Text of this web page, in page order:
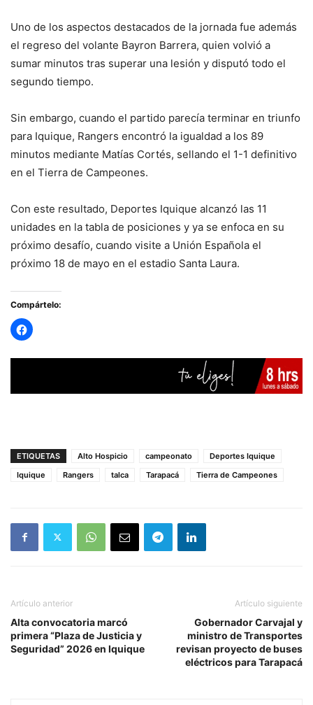
Uno de los aspectos destacados de la jornada fue además
el regreso del volante Bayron Barrera, quien volvió a
sumar minutos tras superar una lesión y disputó todo el
segundo tiempo.
Sin embargo, cuando el partido parecía terminar en triunfo
para Iquique, Rangers encontró la igualdad a los 89
minutos mediante Matías Cortés, sellando el 1-1 definitivo
en el Tierra de Campeones.
Con este resultado, Deportes Iquique alcanzó las 11
unidades en la tabla de posiciones y ya se enfoca en su
próximo desafío, cuando visite a Unión Española el
próximo 18 de mayo en el estadio Santa Laura.
Compártelo:
ETIQUETAS Alto Hospicio campeonato
Deportes Iquique
Iquique
Rangers talca Tarapacá Tierra de Campeones
Artículo anterior
Alta convocatoria marcó
primera “Plaza de Justicia y
Seguridad” 2026 en Iquique
Artículo siguiente
Gobernador Carvajal y
ministro de Transportes
revisan proyecto de buses
eléctricos para Tarapacá